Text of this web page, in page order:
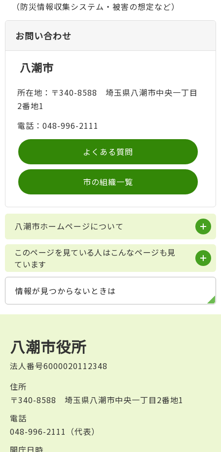
（防災情報収集システム・被害の想定など）
お問い合わせ
八潮市
所在地：〒340-8588 埼玉県八潮市中央一丁目
2番地1
電話：048-996-2111
よくある質問
市の組織一覧
八潮市ホームページについて
このページを見ている人はこんなページも見
ています
情報が見つからないときは
八潮市役所
法人番号6000020112348
住所
〒340-8588 埼玉県八潮市中央一丁目2番地1
電話
048-996-2111（代表）